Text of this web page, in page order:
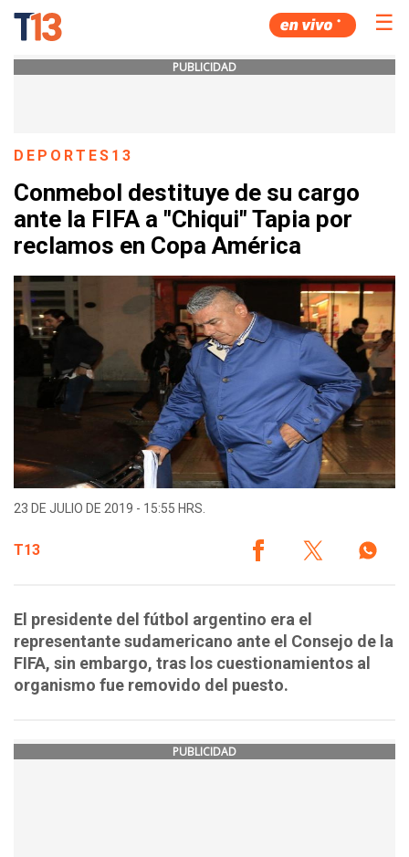
☰
PUBLICIDAD
DEPORTES13
Conmebol destituye de su cargo
ante la FIFA a "Chiqui" Tapia por
reclamos en Copa América
23 DE JULIO DE 2019 - 15:55 HRS.
T13
El presidente del fútbol argentino era el
representante sudamericano ante el Consejo de la
FIFA, sin embargo, tras los cuestionamientos al
organismo fue removido del puesto.
PUBLICIDAD